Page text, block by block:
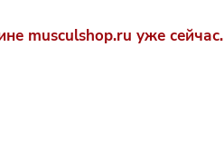
musculshop.ru уже сейчас.